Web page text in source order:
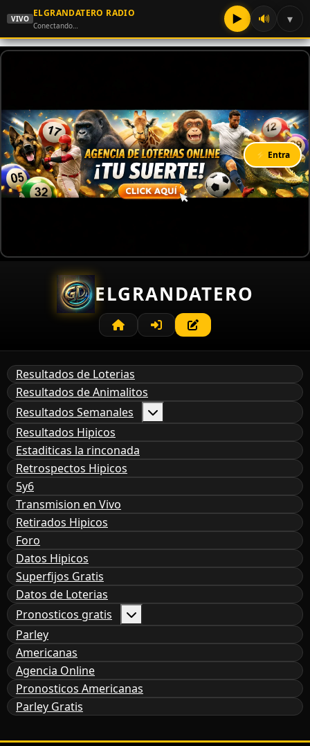
VIVO
ELGRANDATERO RADIO
Conectando… ▶ 🔊 ▾
⚡ Entra
ELGRANDATERO
Resultados de Loterias
Resultados de Animalitos
Resultados Semanales
Resultados Hipicos
Estaditicas la rinconada
Retrospectos Hipicos
5y6
Transmision en Vivo
Retirados Hipicos
Foro
Datos Hipicos
Superfijos Gratis
Datos de Loterias
Pronosticos gratis
Parley
Americanas
Agencia Online
Pronosticos Americanas
Parley Gratis